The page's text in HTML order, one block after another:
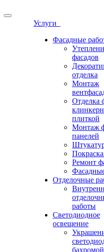
Услуги
Фасадные
фасадов
отделка
Монтаж
Отделка
плиткой
Монтаж
панелей
Ремонт
Отделочные
работы
Светодиодное
освещение
бахромой